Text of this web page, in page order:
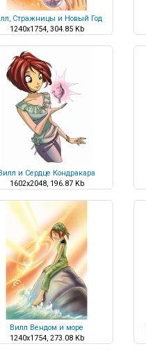
Стражницы и Новый Год
1240x1754, 304.85 Kb
и Сердце Кондракара
1602x2048, 196.87 Kb
Вилл Вендом и море
1240x1754, 273.08 Kb